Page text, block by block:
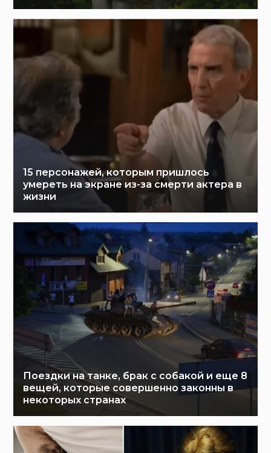
15 персонажей, которым пришлось
умереть на экране из-за смерти актера в
жизни
Поездки на танке, брак с собакой и еще 8
вещей, которые совершенно законны в
некоторых странах